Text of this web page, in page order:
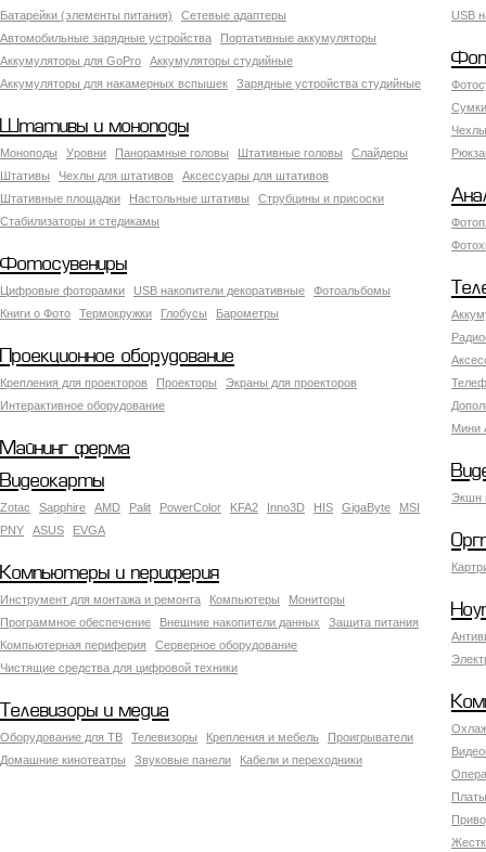
Батарейки (элементы питания)
Сетевые адаптеры
Автомобильные зарядные устройства
Портативные аккумуляторы
Аккумуляторы для GoPro
Аккумуляторы студийные
Аккумуляторы для накамерных вспышек
Зарядные устройства студийные
USB
Штативы и моноподы
Моноподы Уровни Панорамные головы Штативные головы
Слайдеры
Штативы
Чехлы для штативов
Аксессуары для штативов
Штативные площадки
Настольные штативы
Струбцины и присоски
Стабилизаторы и стедикамы
Фотосувениры
Цифровые фоторамки USB накопители декоративные
Фотоальбомы
Книги о Фото
Термокружки Глобусы Барометры
Мини
Проекционное оборудование
Крепления для проекторов Проекторы
Экраны для проекторов
Интерактивное оборудование
Майнинг ферма
Экшн
Видеокарты
Zotac Sapphire AMD Palit PowerColor KFA2 Inno3D HIS GigaByte
MSI
PNY
ASUS EVGA
Компьютеры и периферия
Инструмент для монтажа и ремонта Компьютеры
Мониторы
Программное обеспечение
Внешние накопители данных
Защита питания
Компьютерная периферия
Серверное оборудование
Чистящие средства для цифровой техники
Телевизоры и медиа
Оборудование для ТВ Телевизоры Крепления и мебель
Проигрыватели
Домашние кинотеатры
Звуковые панели Кабели и переходники